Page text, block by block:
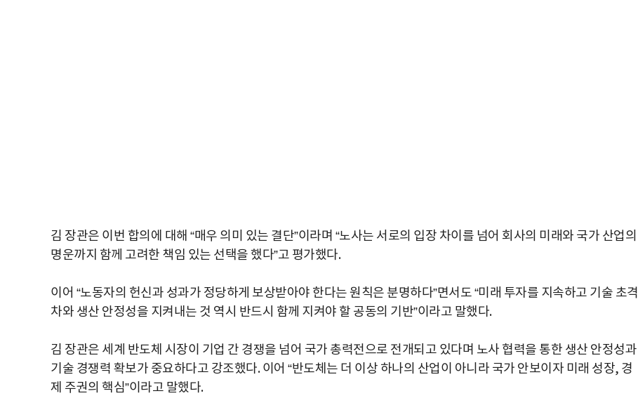
김 장관은 이번 합의에 대해 “매우 의미 있는 결단”이라며 “노사는 서로의 입장 차이를 넘어 회사의 미래와 국가 산업의
명운까지 함께 고려한 책임 있는 선택을 했다”고 평가했다.
이어 “노동자의 헌신과 성과가 정당하게 보상받아야 한다는 원칙은 분명하다”면서도 “미래 투자를 지속하고 기술 초격
차와 생산 안정성을 지켜내는 것 역시 반드시 함께 지켜야 할 공동의 기반”이라고 말했다.
김 장관은 세계 반도체 시장이 기업 간 경쟁을 넘어 국가 총력전으로 전개되고 있다며 노사 협력을 통한 생산 안정성과
기술 경쟁력 확보가 중요하다고 강조했다. 이어 “반도체는 더 이상 하나의 산업이 아니라 국가 안보이자 미래 성장, 경
제 주권의 핵심”이라고 말했다.